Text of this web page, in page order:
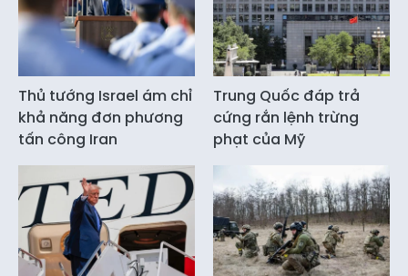
Thủ tướng Israel ám chỉ
khả năng đơn phương
tấn công Iran
Trung Quốc đáp trả
cứng rắn lệnh trừng
phạt của Mỹ